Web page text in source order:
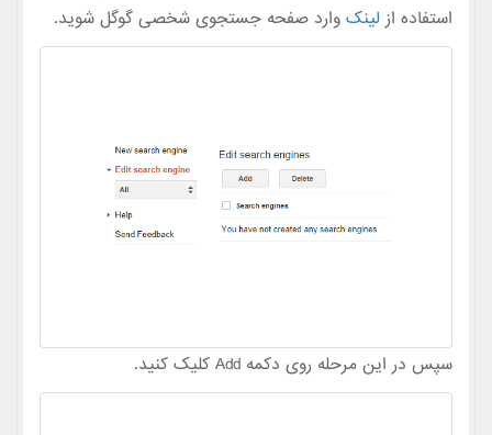
استفاده از لینک وارد صفحه جستجوی شخصی گوگل شوید.
سپس در این مرحله روی دکمه Add کلیک کنید.